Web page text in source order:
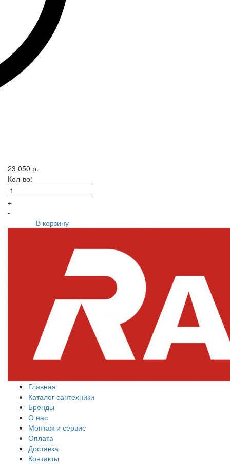
23 050 р.
Кол-во:
+
-
В корзину
Главная
Каталог сантехники
Бренды
О нас
Монтаж и сервис
Оплата
Доставка
Контакты